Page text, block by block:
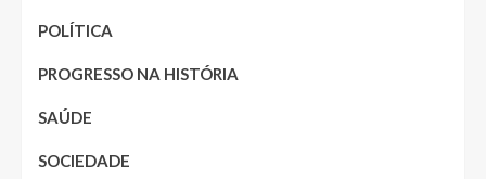
POLÍTICA
PROGRESSO NA HISTÓRIA
SAÚDE
SOCIEDADE